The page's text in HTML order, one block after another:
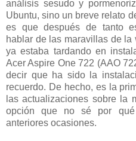
análisis sesudo y
Ubuntu, sino un breve relato
es que después de tanto
hablar de las maravillas de
ya estaba tardando en
Acer Aspire One 722 (AAO
decir que ha sido la
recuerdo. De hecho, es la
las actualizaciones sobre la
opción que no sé por
anteriores ocasiones.